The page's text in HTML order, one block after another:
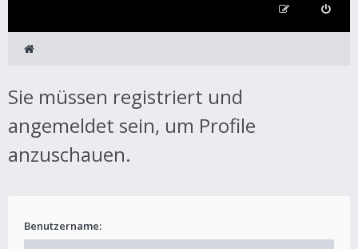
Sie müssen registriert und
angemeldet sein, um Profile
anzuschauen.
Benutzername: